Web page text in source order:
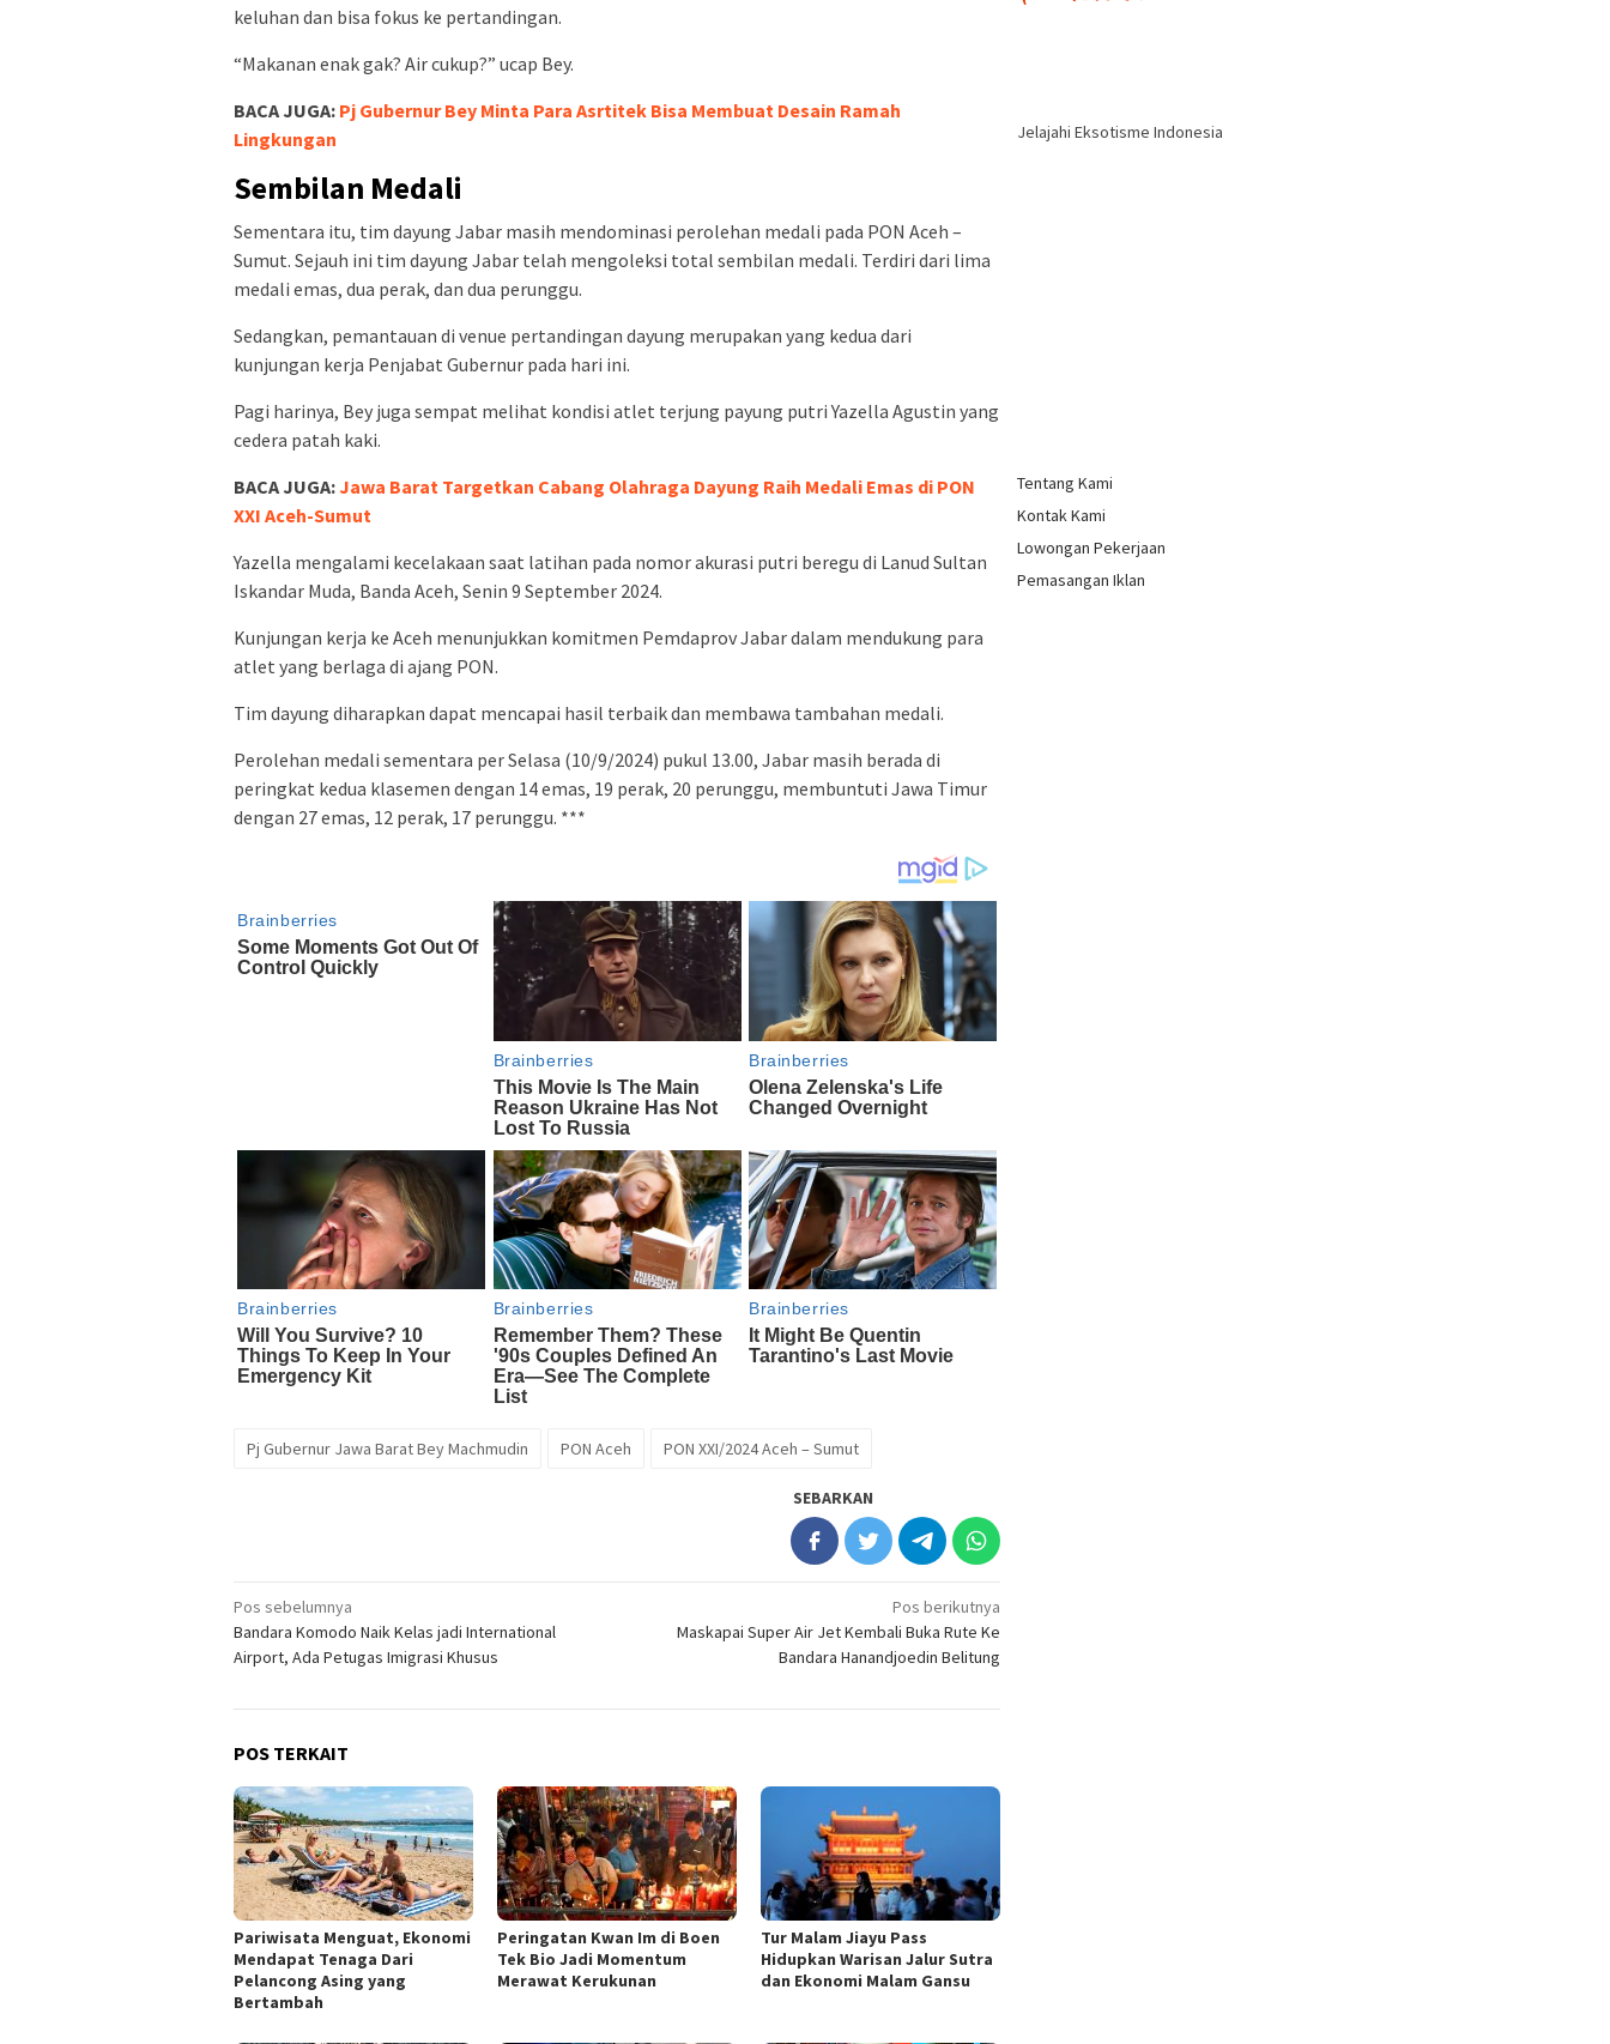
keluhan dan bisa fokus ke pertandingan.
“Makanan enak gak? Air cukup?” ucap Bey.
BACA JUGA: Pj Gubernur Bey Minta Para Asrtitek Bisa Membuat Desain Ramah
Lingkungan
Sembilan Medali
Sementara itu, tim dayung Jabar masih mendominasi perolehan medali pada PON Aceh –
Sumut. Sejauh ini tim dayung Jabar telah mengoleksi total sembilan medali. Terdiri dari lima
medali emas, dua perak, dan dua perunggu.
Sedangkan, pemantauan di venue pertandingan dayung merupakan yang kedua dari
kunjungan kerja Penjabat Gubernur pada hari ini.
Pagi harinya, Bey juga sempat melihat kondisi atlet terjung payung putri Yazella Agustin yang
cedera patah kaki.
BACA JUGA:Jawa Barat Targetkan Cabang Olahraga Dayung Raih Medali Emas di PON
XXI Aceh-Sumut
Yazella mengalami kecelakaan saat latihan pada nomor akurasi putri beregu di Lanud Sultan
Iskandar Muda, Banda Aceh, Senin 9 September 2024.
Kunjungan kerja ke Aceh menunjukkan komitmen Pemdaprov Jabar dalam mendukung para
atlet yang berlaga di ajang PON.
Tim dayung diharapkan dapat mencapai hasil terbaik dan membawa tambahan medali.
Perolehan medali sementara per Selasa (10/9/2024) pukul 13.00, Jabar masih berada di
peringkat kedua klasemen dengan 14 emas, 19 perak, 20 perunggu, membuntuti Jawa Timur
dengan 27 emas, 12 perak, 17 perunggu. ***
Pj Gubernur Jawa Barat Bey Machmudin PON Aceh PON XXI/2024 Aceh – Sumut
SEBARKAN
Navigasi
pos
Pos sebelumnya
Bandara Komodo Naik Kelas jadi International
Airport, Ada Petugas Imigrasi Khusus
Pos berikutnya
Maskapai Super Air Jet Kembali Buka Rute Ke
Bandara Hanandjoedin Belitung
POS TERKAIT
Pariwisata Menguat, Ekonomi
Mendapat Tenaga Dari
Pelancong Asing yang
Bertambah
Peringatan Kwan Im di Boen
Tek Bio Jadi Momentum
Merawat Kerukunan
Tur Malam Jiayu Pass
Hidupkan Warisan Jalur Sutra
dan Ekonomi Malam Gansu
Jelajahi Eksotisme Indonesia
Tentang Kami
Kontak Kami
Lowongan Pekerjaan
Pemasangan Iklan